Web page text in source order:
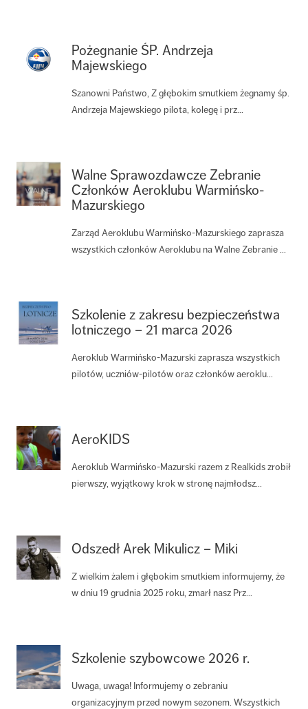
Pożegnanie ŚP. Andrzeja
Majewskiego
Szanowni Państwo, Z głębokim smutkiem żegnamy śp.
Andrzeja Majewskiego pilota, kolegę i prz...
Walne Sprawozdawcze Zebranie
Członków Aeroklubu Warmińsko-
Mazurskiego
Zarząd Aeroklubu Warmińsko-Mazurskiego zaprasza
wszystkich członków Aeroklubu na Walne Zebranie ...
Szkolenie z zakresu bezpieczeństwa
lotniczego – 21 marca 2026
Aeroklub Warmińsko-Mazurski zaprasza wszystkich
pilotów, uczniów-pilotów oraz członków aeroklu...
AeroKIDS
Aeroklub Warmińsko-Mazurski razem z Realkids zrobił
pierwszy, wyjątkowy krok w stronę najmłodsz...
Odszedł Arek Mikulicz – Miki
Z wielkim żalem i głębokim smutkiem informujemy, że
w dniu 19 grudnia 2025 roku, zmarł nasz Prz...
Szkolenie szybowcowe 2026 r.
Uwaga, uwaga! Informujemy o zebraniu
organizacyjnym przed nowym sezonem. Wszystkich